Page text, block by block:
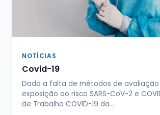
NOTÍCIAS
Covid-19
Dada a falta de métodos de
exposição ao risco SARS-CoV-2 e
de Trabalho COVID-19 da…